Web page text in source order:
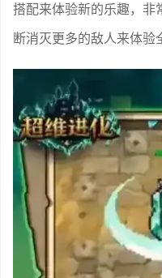
搭配来体验新的乐趣，非
断消灭更多的敌人来体验